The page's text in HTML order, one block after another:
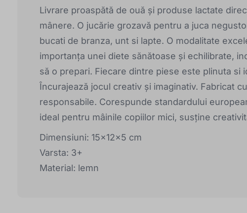
Livrare proaspătă de ouă și produse lactate
mânere. O jucărie grozavă pentru a juca
bucati de branza, unt si lapte. O modalitate
importanța unei diete sănătoase și echilibrate,
să o prepari. Fiecare dintre piese este plinuta si
Încurajează jocul creativ și imaginativ. Fabricat
responsabile. Corespunde standardului
ideal pentru mâinile copiilor mici, susține
Dimensiuni: 15x12x5 cm
Varsta: 3+
Material: lemn